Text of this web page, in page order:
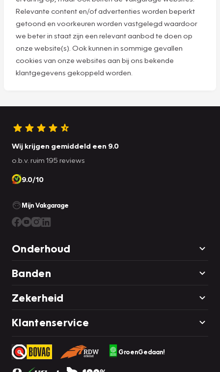
Relevante content en/of advertenties worden beperkt
getoond en voorkeuren worden vastgelegd waardoor
we beter in staat zijn een relevant aanbod te doen op
onze website(s). Ook kunnen in sommige gevallen
cookies van onze websites aan bij ons bekende
klantgegevens gekoppeld worden.
Wij krijgen gemiddeld een 9.0
o.b.v. ruim 195 reviews
9.0/10
Mijn Vakgarage
Onderhoud
Banden
Zekerheid
Klantenservice
GroenGedaan!